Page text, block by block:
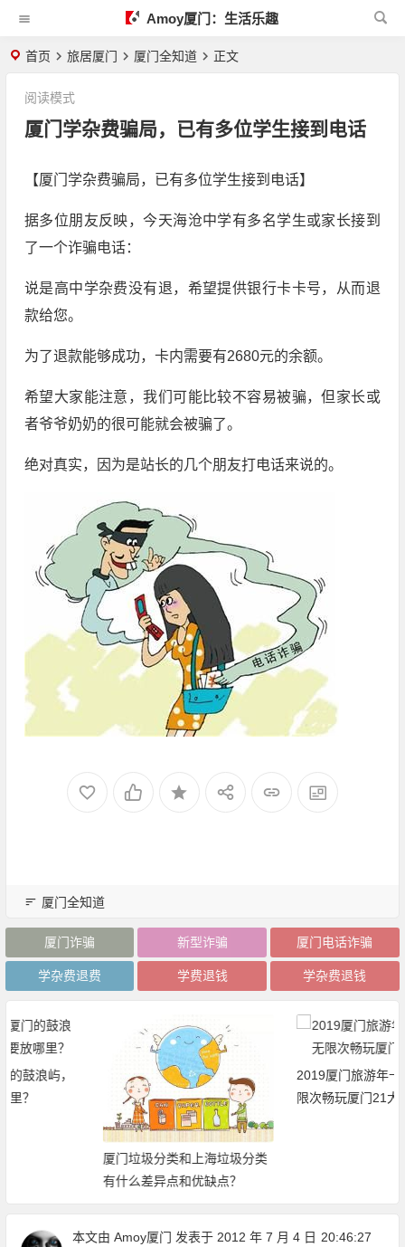
Amoy厦门：生活乐趣
首页 旅居厦门 厦门全知道 正文
厦门学杂费骗局，已有多位学生接到电话
阅读模式
【厦门学杂费骗局，已有多位学生接到电话】
据多位朋友反映，今天海沧中学有多名学生或家长接到
了一个诈骗电话：
说是高中学杂费没有退，希望提供银行卡卡号，从而退
款给您。
为了退款能够成功，卡内需要有2680元的余额。
希望大家能注意，我们可能比较不容易被骗，但家长或
者爷爷奶奶的很可能就会被骗了。
绝对真实，因为是站长的几个朋友打电话来说的。
厦门全知道
厦门诈骗 新型诈骗 厦门电话诈骗
学杂费退费 学费退钱 学杂费退钱
厦门垃圾分类和上海垃圾分类
有什么差异点和优缺点？
2019厦门旅游年卡：免费、无
限次畅玩厦门21大景区
本文由 Amoy厦门 发表于 2012 年 7 月 4 日 20:46:27